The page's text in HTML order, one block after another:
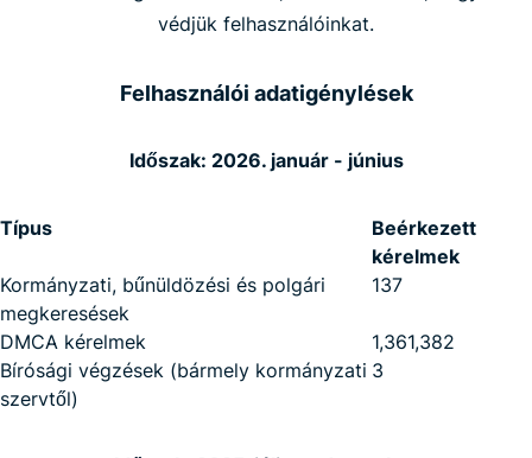
védjük felhasználóinkat.
Felhasználói adatigénylések
Időszak: 2026. január - június
Típus
Beérkezett
kérelmek
Kormányzati, bűnüldözési és polgári
megkeresések
137
DMCA kérelmek
1,361,382
Bírósági végzések (bármely kormányzati
szervtől)
3